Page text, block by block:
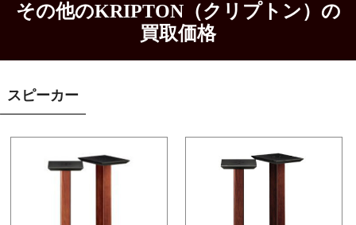
その他のKRIPTON（クリプトン）の
買取価格
スピーカー